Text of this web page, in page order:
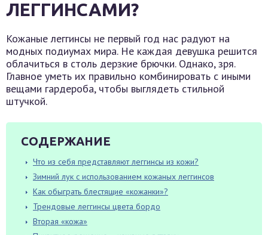
ЛЕГГИНСАМИ?
Кожаные леггинсы не первый год нас радуют на
модных подиумах мира. Не каждая девушка решится
облачиться в столь дерзкие брючки. Однако, зря.
Главное уметь их правильно комбинировать с иными
вещами гардероба, чтобы выглядеть стильной
штучкой.
СОДЕРЖАНИЕ
Что из себя представляют леггинсы из кожи?
Зимний лук с использованием кожаных леггинсов
Как обыграть блестящие «кожанки»?
Трендовые леггинсы цвета бордо
Вторая «кожа»